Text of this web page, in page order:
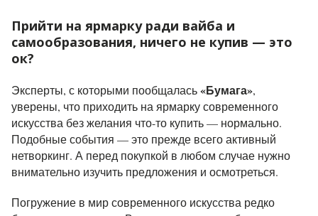
Прийти на ярмарку ради вайба и
самообразования, ничего не купив — это
ок?
Эксперты, с которыми пообщалась«Бумага»,
уверены, что приходить на ярмарку современного
искусства без желания что-то купить — нормально.
Подобные события — это прежде всего активный
нетворкинг. А перед покупкой в любом случае нужно
внимательно изучить предложения и осмотреться.
Погружение в мир современного искусства редко